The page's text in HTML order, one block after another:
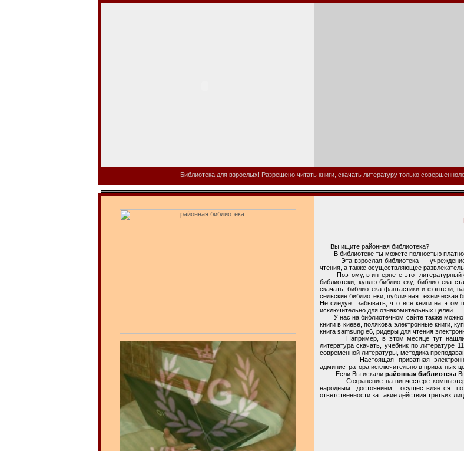
Библиотека для взрослых! Разрешено читать книги, скачать литературу только
Вы ищите районная библиотека?
В библиотеке ты можете полностью платно
Эта взрослая библиотека — учреждение в
чтения, а также осуществляющее
Поэтому, в интернете этот литературный
библиотеки, куплю библиотеку, библиотека
скачать, библиотека фантастики и фэнтези,
сельские библиотеки, публичная техническая
Не следует забывать, что все книги на этом
исключительно для ознакомительных целей.
У нас на библиотечном сайте также можно
книги в киеве, полякова электронные книги,
книга samsung e6, ридеры для чтения
Например, в этом месяце тут нашли:
литература скачать, учебник по
современной литературы, методика
Настоящая приватная электронная
администратора исключительно в приватных
Если Вы искали районная библиотека
Сохранение на винчестере компьютера
народным достоянием, осуществляется
ответственности за такие действия третьих лиц.